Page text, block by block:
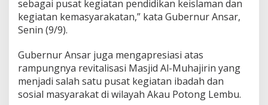
n
a
a
e
m
b
a
l
sebagai pusat kegiatan pendidikan keislaman dan
kegiatan kemasyarakatan,” kata Gubernur Ansar,
Senin (9/9).
Gubernur Ansar juga mengapresiasi atas
rampungnya revitalisasi Masjid Al-Muhajirin yang
menjadi salah satu pusat kegiatan ibadah dan
sosial masyarakat di wilayah Akau Potong Lembu.